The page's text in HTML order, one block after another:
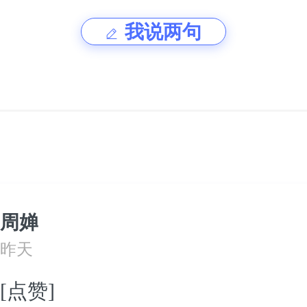
我说两句
周婵
昨天
[点赞]